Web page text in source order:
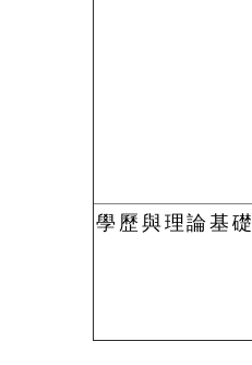
學歷與理論基礎